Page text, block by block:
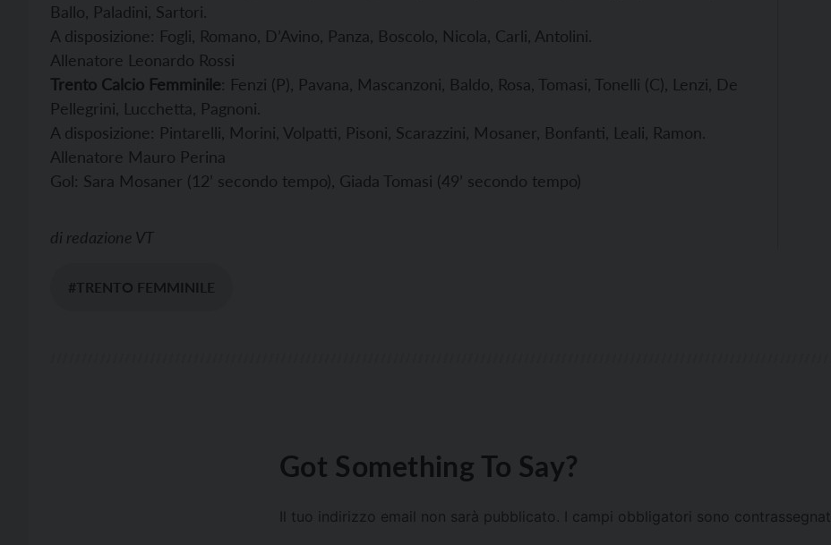
Ballo, Paladini, Sartori.
A disposizione: Fogli, Romano, D’Avino, Panza, Boscolo, Nicola, Carli, Antolini.
Allenatore Leonardo Rossi
Trento Calcio Femminile: Fenzi (P), Pavana, Mascanzoni, Baldo, Rosa, Tomasi, Tonelli (C), Lenzi, De
Pellegrini, Lucchetta, Pagnoni.
A disposizione: Pintarelli, Morini, Volpatti, Pisoni, Scarazzini, Mosaner, Bonfanti, Leali, Ramon.
Allenatore Mauro Perina
Gol: Sara Mosaner (12’ secondo tempo), Giada Tomasi (49’ secondo tempo)
di redazione VT
#TRENTO FEMMINILE
Got Something To Say?
Il tuo indirizzo email non sarà pubblicato. I campi obbligatori sono contrassegnati